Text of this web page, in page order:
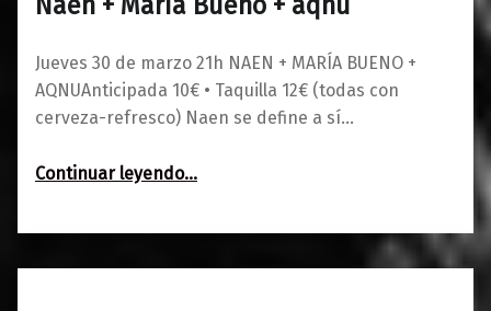
Jueves 30 de marzo 21h NAEN + MARÍA BUENO +
AQNUAnticipada 10€ • Taquilla 12€ (todas con
cerveza-refresco) Naen se define a sí…
Continuar leyendo“Naen + María Bueno + aqnu”
…
23/03/20230
Maravillas